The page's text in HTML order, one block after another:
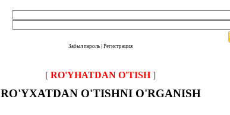
Забыл пароль Регистрация
[ RO'YHATDAN O'TISH]
RO'YXATDAN O'TISHNI O'RGANISH